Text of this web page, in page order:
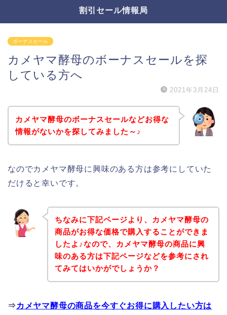
割引セール情報局
ボーナスセール
カメヤマ酵母のボーナスセールを探
している方へ
2021年3月24日
カメヤマ酵母のボーナスセールなどお得な
情報がないかを探してみました～♪
なのでカメヤマ酵母に興味のある方は参考にしていた
だけると幸いです。
ちなみに下記ページより、カメヤマ酵母の
商品がお得な価格で購入することができま
したよ♪なので、カメヤマ酵母の商品に興
味のある方は下記ページなどを参考にされ
てみてはいかがでしょうか？
⇒ カメヤマ酵母の商品を今すぐお得に購入したい方は